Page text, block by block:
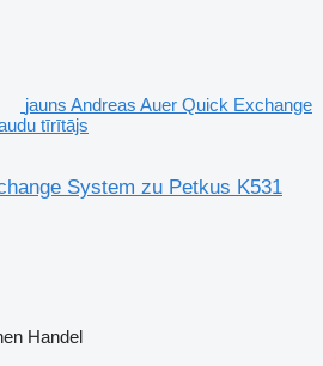
jauns Andreas Auer Quick Exchange
tīrītājs
System zu Petkus K531
Handel